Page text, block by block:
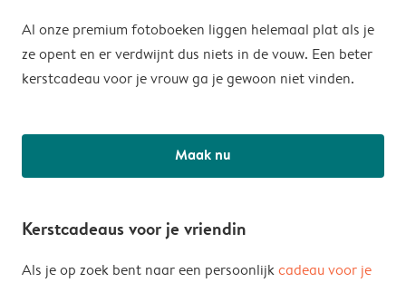
Al onze premium fotoboeken liggen helemaal plat als je
ze opent en er verdwijnt dus niets in de vouw. Een beter
kerstcadeau voor je vrouw ga je gewoon niet vinden.
Maak nu
Kerstcadeaus voor je vriendin
Als je op zoek bent naar een persoonlijkcadeau voor je